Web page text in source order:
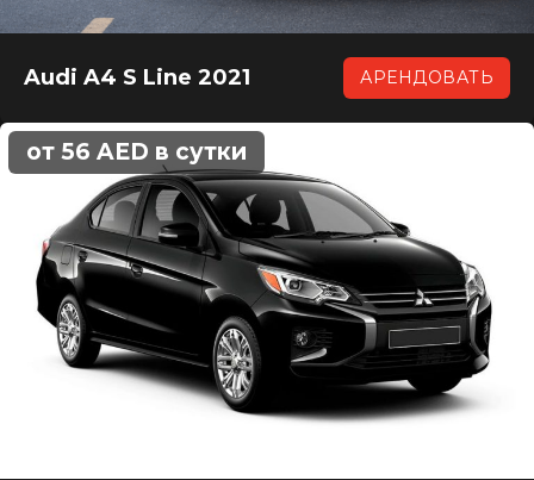
Audi A4 S Line 2021 АРЕНДОВАТЬ
от 56 AED в сутки